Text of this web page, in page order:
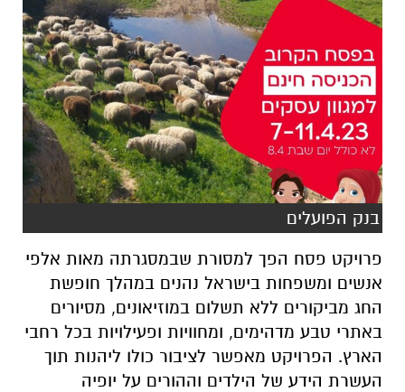
בנק הפועלים
פרויקט פסח הפך למסורת שבמסגרתה מאות אלפי
אנשים ומשפחות בישראל נהנים במהלך חופשת
החג מביקורים ללא תשלום במוזיאונים, מסיורים
באתרי טבע מדהימים, ומחוויות ופעילויות בכל רחבי
הארץ. הפרויקט מאפשר לציבור כולו ליהנות תוך
העשרת הידע של הילדים וההורים על יופיה